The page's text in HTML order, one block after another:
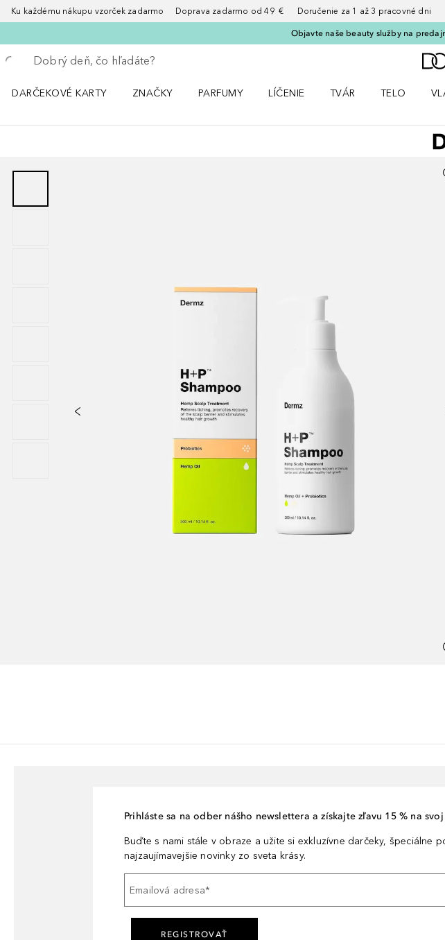
Ku každému nákupu vzorček zadarmo Doprava zadarmo od 49 € Doručenie za 1 až 3 pracovné dni
Objavte naše beauty služby na
Choď späť
Vykonajte vyhľadávanie
DARČEKOVÉ KARTY
ZNAČKY
PARFUMY
LÍČENIE
TVÁR
TELO
Prihláste sa na odber nášho newslettera a získajte zľavu 15 % na
Buďte s nami stále v obraze a užite si exkluzívne darčeky, špeciálne
najzaujímavejšie novinky zo sveta krásy.
Emailová adresa*
REGISTROVAŤ